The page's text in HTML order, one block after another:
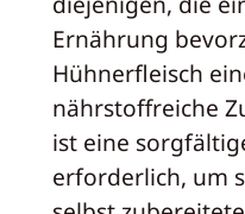
Ernährung
Hühnerfleisch
nährstoffreiche
ist eine
erforderlich, um